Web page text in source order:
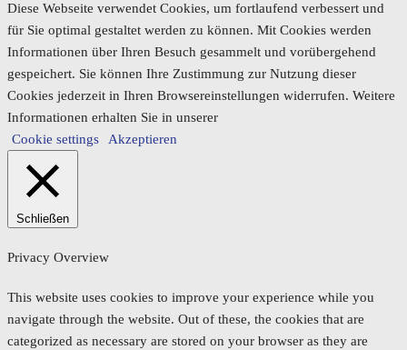
Diese Webseite verwendet Cookies, um fortlaufend verbessert und
für Sie optimal gestaltet werden zu können. Mit Cookies werden
Informationen über Ihren Besuch gesammelt und vorübergehend
gespeichert. Sie können Ihre Zustimmung zur Nutzung dieser
Cookies jederzeit in Ihren Browsereinstellungen widerrufen. Weitere
Informationen erhalten Sie in unserer
Cookie settings
Akzeptieren
Schließen
Privacy Overview
This website uses cookies to improve your experience while you
navigate through the website. Out of these, the cookies that are
categorized as necessary are stored on your browser as they are